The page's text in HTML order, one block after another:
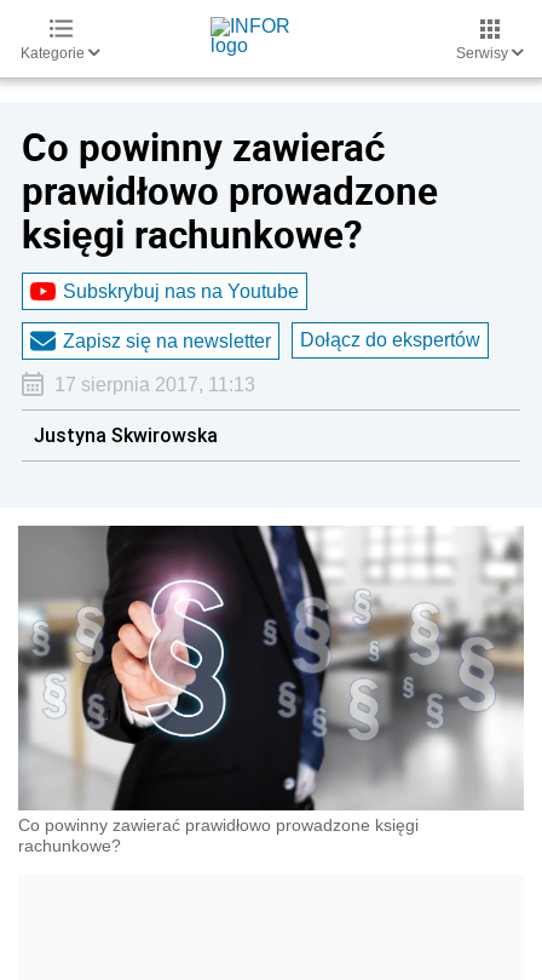
Kategorie Serwisy
Co powinny zawierać
prawidłowo prowadzone
księgi rachunkowe?
Subskrybuj nas na Youtube
Zapisz się na newsletter Dołącz do ekspertów
17 sierpnia 2017, 11:13
Justyna Skwirowska
Co powinny zawierać prawidłowo prowadzone księgi
rachunkowe?